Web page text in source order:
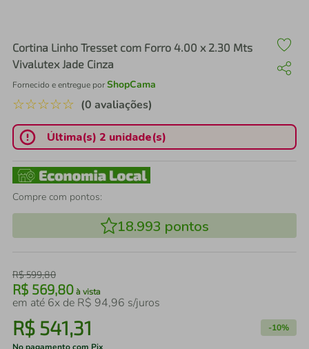
Cortina Linho Tresset com Forro 4.00 x 2.30 Mts
Vivalutex Jade Cinza
Fornecido e entregue porShopCama
☆☆☆☆☆ (0 avaliações)
Última(s) 2 unidade(s)
Compre com pontos:
18.993 pontos
R$599,80
R$ 569,80 à vista
em até 6x de R$ 94,96 s/juros
R$ 541,31 -10%